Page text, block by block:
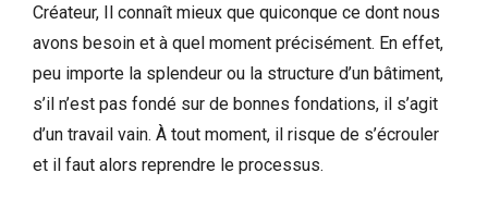
Créateur, Il connaît mieux que quiconque ce dont nous
avons besoin et à quel moment précisément. En effet,
peu importe la splendeur ou la structure d’un bâtiment,
s’il n’est pas fondé sur de bonnes fondations, il s’agit
d’un travail vain. À tout moment, il risque de s’écrouler
et il faut alors reprendre le processus.